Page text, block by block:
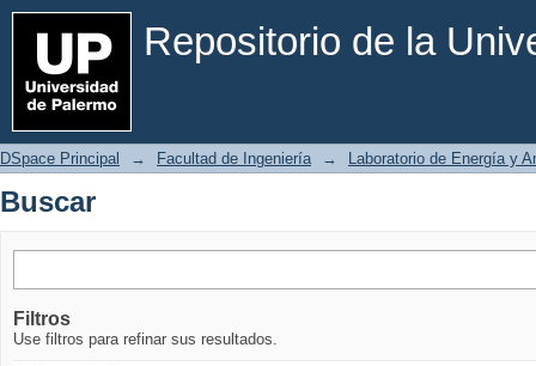
Repositorio de la
Buscar
DSpace Principal → Facultad de Ingeniería → Laboratorio de Energía y
Buscar
Filtros
Use filtros para refinar sus resultados.